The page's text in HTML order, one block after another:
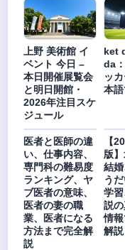
上野 美術館 イ
ベント 今日 –
本日開催展覧会
と明日開館・
2026年注目スケ
ジュール
ket
da
ッ
本
医者と医師の違
い、仕事内容、
専門科の難易度
ランキング、ヤ
ブ医者の意味、
医者の妻の職
業、医者になる
方法まで完全解
説
【
版
結
う
学
説
情
解説